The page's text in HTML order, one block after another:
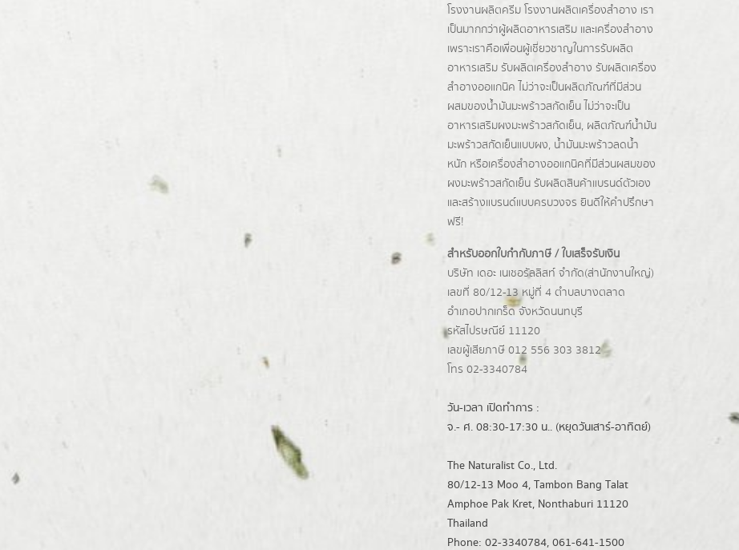
โรงงานผลิตครีมโรงงานผลิตเครื่องสำอาง เรา
เป็นมากกว่าผู้ผลิตอาหารเสริมและเครื่องสำอาง
เพราะเราคือเพื่อนผู้เชี่ยวชาญในการรับผลิต
อาหารเสริม รับผลิตเครื่องสำอาง รับผลิตเครื่อง
สำอางออแกนิค ไม่ว่าจะเป็นผลิตภัณฑ์ที่มีส่วน
ผสมของน้ำมันมะพร้าวสกัดเย็น ไม่ว่าจะเป็น
อาหารเสริมผงมะพร้าวสกัดเย็น, ผลิตภัณฑ์น้ำมัน
มะพร้าวสกัดเย็นแบบผง, น้ำมันมะพร้าวลดน้ำ
หนักหรือเครื่องสำอางออแกนิคที่มีส่วนผสมของ
ผงมะพร้าวสกัดเย็น รับผลิตสินค้าแบรนด์ตัวเอง
และสร้างแบรนด์แบบครบวงจร ยินดีให้คำปรึกษา
ฟรี!
สำหรับออกใบกำกับภาษี / ใบเสร็จรับเงิน
บริษัท เดอะ เนเชอรัลลิสท์ จำกัด(ส่านักงานใหญ่)
เลขที่ 80/12-13 หมู่ที่ 4 ตำบลบางตลาด
อำเภอปากเกร็ดจังหวัดนนทบุรี
รหัสไปรษณีย์ 11120
เลขผู้เสียภาษี 012 556 303 3812
โทร 02-3340784
วัน-เวลา เปิดทำการ :
จ.- ศ. 08:30-17:30 น.. (หยุดวันเสาร์-อาทิตย์)
The Naturalist Co., Ltd.
80/12-13 Moo 4, Tambon Bang Talat
Amphoe Pak Kret, Nonthaburi 11120
Thailand
Phone: 02-3340784, 061-641-1500